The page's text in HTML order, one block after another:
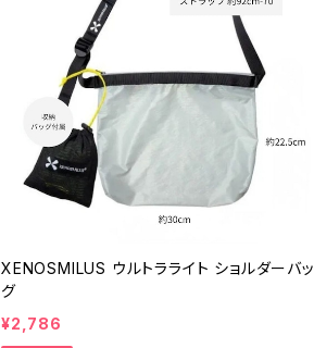
XENOSMILUS ウルトラライト ショルダーバッ
グ
¥2,786